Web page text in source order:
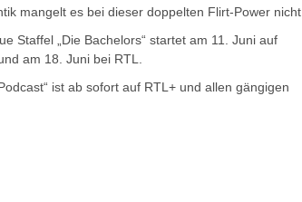
mangelt es bei dieser doppelten Flirt-Power nicht.
Staffel „Die Bachelors“ startet am 11. Juni auf
am 18. Juni bei RTL.
ist ab sofort auf RTL+ und allen gängigen